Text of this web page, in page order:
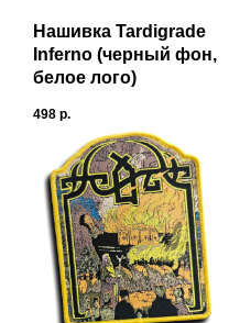
Нашивка Tardigrade
Inferno (черный фон,
белое лого)
498 р.